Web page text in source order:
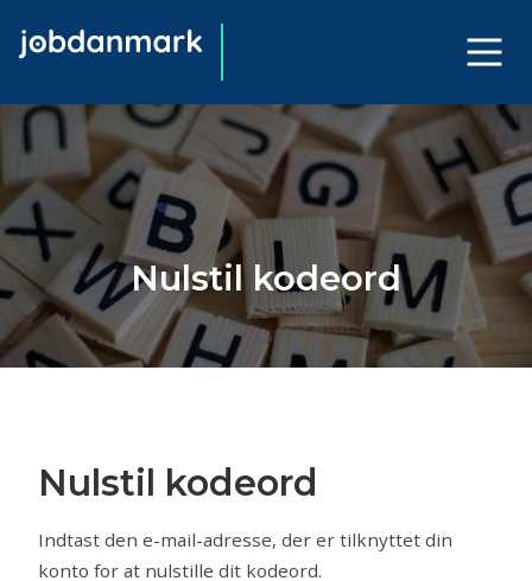
Nulstil kodeord
Nulstil kodeord
Indtast den e-mail-adresse, der er tilknyttet din
konto for at nulstille dit kodeord.